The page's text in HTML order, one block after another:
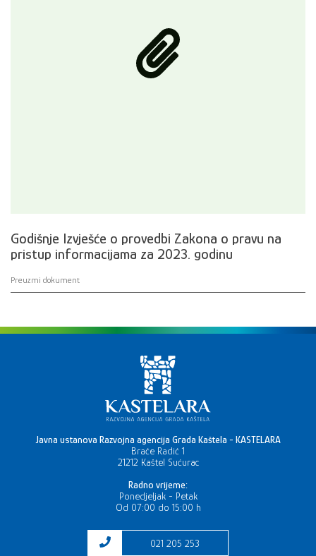
Godišnje Izvješće o provedbi Zakona o pravu na
pristup informacijama za 2023. godinu
Preuzmi dokument
Javna ustanova Razvojna agencija Grada Kaštela - KASTELARA
Braće Radić 1
21212 Kaštel Sućurac
Radno vrijeme:
Ponedjeljak - Petak
Od 07:00 do 15:00 h
021 205 253